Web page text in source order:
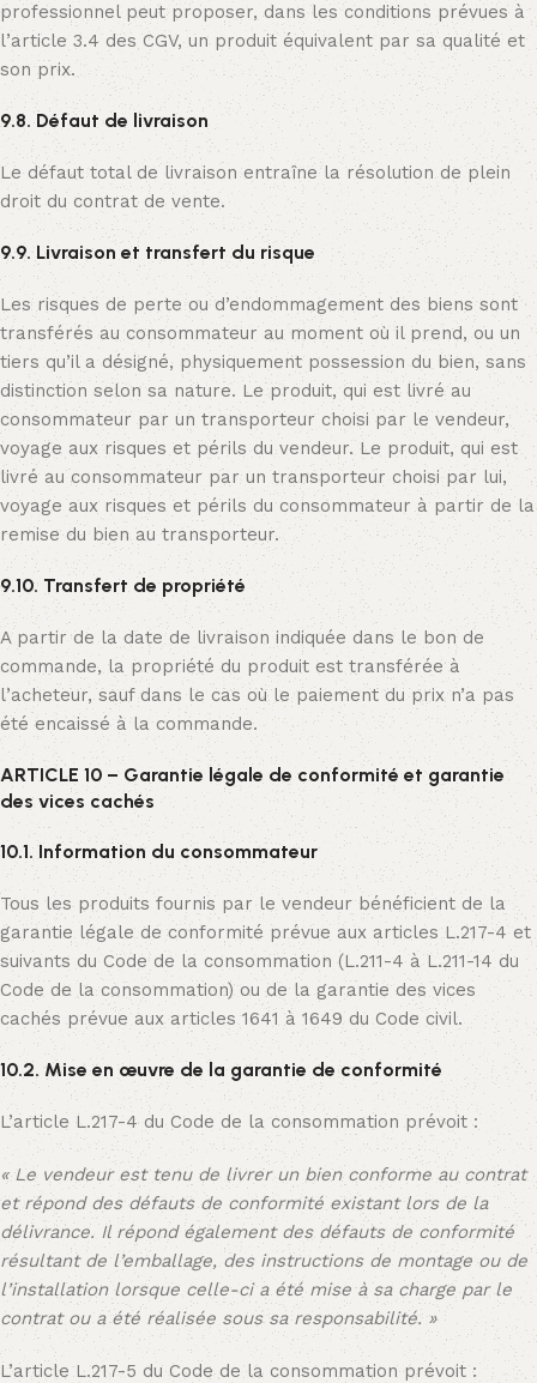
professionnel peut proposer, dans les conditions prévues à
l’article 3.4 des CGV, un produit équivalent par sa qualité et
son prix.
9.8. Défaut de livraison
Le défaut total de livraison entraîne la résolution de plein
droit du contrat de vente.
9.9. Livraison et transfert du risque
Les risques de perte ou d’endommagement des biens sont
transférés au consommateur au moment où il prend, ou un
tiers qu’il a désigné, physiquement possession du bien, sans
distinction selon sa nature. Le produit, qui est livré au
consommateur par un transporteur choisi par le vendeur,
voyage aux risques et périls du vendeur. Le produit, qui est
livré au consommateur par un transporteur choisi par lui,
voyage aux risques et périls du consommateur à partir de la
remise du bien au transporteur.
9.10. Transfert de propriété
A partir de la date de livraison indiquée dans le bon de
commande, la propriété du produit est transférée à
l’acheteur, sauf dans le cas où le paiement du prix n’a pas
été encaissé à la commande.
ARTICLE 10 – Garantie légale de conformité et garantie
des vices cachés
10.1. Information du consommateur
Tous les produits fournis par le vendeur bénéficient de la
garantie légale de conformité prévue aux articles L.217-4 et
suivants du Code de la consommation (L.211-4 à L.211-14 du
Code de la consommation) ou de la garantie des vices
cachés prévue aux articles 1641 à 1649 du Code civil.
10.2. Mise en œuvre de la garantie de conformité
L’article L.217-4 du Code de la consommation prévoit :
« Le vendeur est tenu de livrer un bien conforme au contrat
et répond des défauts de conformité existant lors de la
délivrance. Il répond également des défauts de conformité
résultant de l’emballage, des instructions de montage ou de
l’installation lorsque celle-ci a été mise à sa charge par le
contrat ou a été réalisée sous sa responsabilité. »
L’article L.217-5 du Code de la consommation prévoit :